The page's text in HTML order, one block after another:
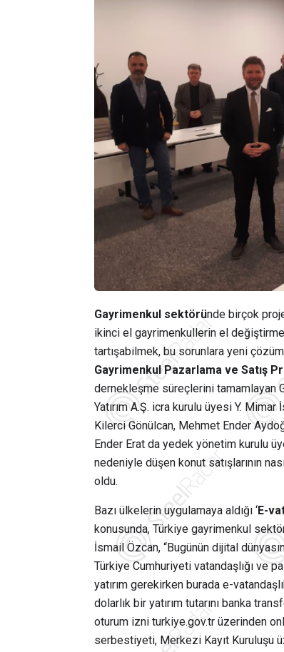
Gayrimenkul sektöründe birçok
ikinci el gayrimenkullerin el
tartışabilmek, bu sorunlara yeni
Gayrimenkul Pazarlama ve Satış
dernekleşme süreçlerini tamamlayan
Yatırım A.Ş. icra kurulu üyesi Y.
Kilerci Gönülcan, Mehmet Ender
Ender Erat da yedek yönetim kurulu
nedeniyle düşen konut satışlarının
oldu.
Bazı ülkelerin uygulamaya aldığı ‘E-
konusunda, Türkiye gayrimenkul
İsmail Özcan, “Bugünün dijital
Türkiye Cumhuriyeti vatandaşlığı ve
yatırım gerekirken burada e-
dolarlık bir yatırım tutarını banka
oturum izni turkiye.gov.tr üzerinden
serbestiyeti, Merkezi Kayıt Kuruluşu